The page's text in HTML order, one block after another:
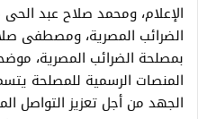
الإعلام، ومحمد صلاح عبد
الضرائب المصرية، ومصطفى
بمصلحة الضرائب المصرية،
المنصات الرسمية للمصلحة
الجهد من أجل تعزيز التواصل